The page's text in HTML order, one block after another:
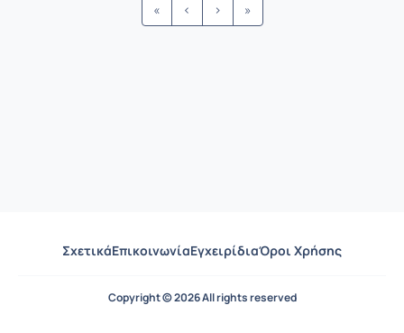
« ‹ › »
ΣχετικάΕπικοινωνίαΕγχειρίδιαΌροι Χρήσης
Copyright © 2026 All rights reserved